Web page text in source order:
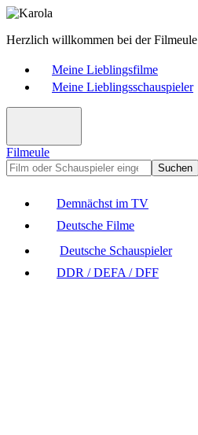
Herzlich willkommen bei der Filmeule
Meine Lieblingsfilme
Meine Lieblingsschauspieler
Filmeule
Suchen
Demnächst im TV
Deutsche Filme
Deutsche Schauspieler
DDR / DEFA / DFF